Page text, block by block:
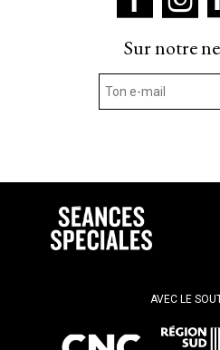
Sur notre
AVEC LE